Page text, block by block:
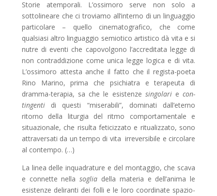
Storie atemporali. L’ossimoro serve non solo a
sottolineare che ci troviamo all’interno di un linguaggio
particolare – quello cinematografico, che come
qualsiasi altro linguaggio semiotico artistico dà vita e si
nutre di eventi che capovolgono l’accreditata legge di
non contraddizione come unica legge logica e di vita.
L’ossimoro attesta anche il fatto che il regista-poeta
Rino Marino, prima che psichiatra e terapeuta di
dramma-terapia, sa che le esistenze singolariecon-
tingentidi questi “miserabili”, dominati dall’eterno
ritorno della liturgia del ritmo comportamentale e
situazionale, che risulta feticizzato e ritualizzato, sono
attraversati da un tempo di vita irreversibile e circolare
al contempo. (…)
La linea delle inquadrature e del montaggio, che scava
e connette nellasoglia della materia e dell’anima le
esistenze deliranti dei folli e le loro coordinate spazio-